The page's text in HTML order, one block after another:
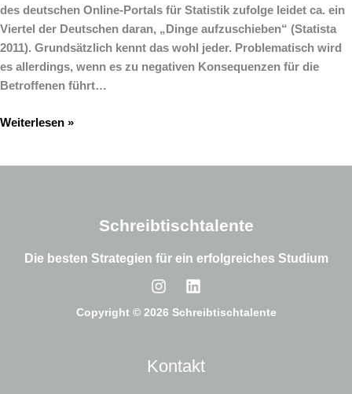
des deutschen Online-Portals für Statistik zufolge leidet ca. ein
Viertel der Deutschen daran, „Dinge aufzuschieben“ (Statista
2011). Grundsätzlich kennt das wohl jeder. Problematisch wird
es allerdings, wenn es zu negativen Konsequenzen für die
Betroffenen führt…
können.
Weiterlesen »
Schreibtischtalente
Die besten Strategien für ein erfolgreiches Studium
Copyright © 2026 Schreibtischtalente
Kontakt